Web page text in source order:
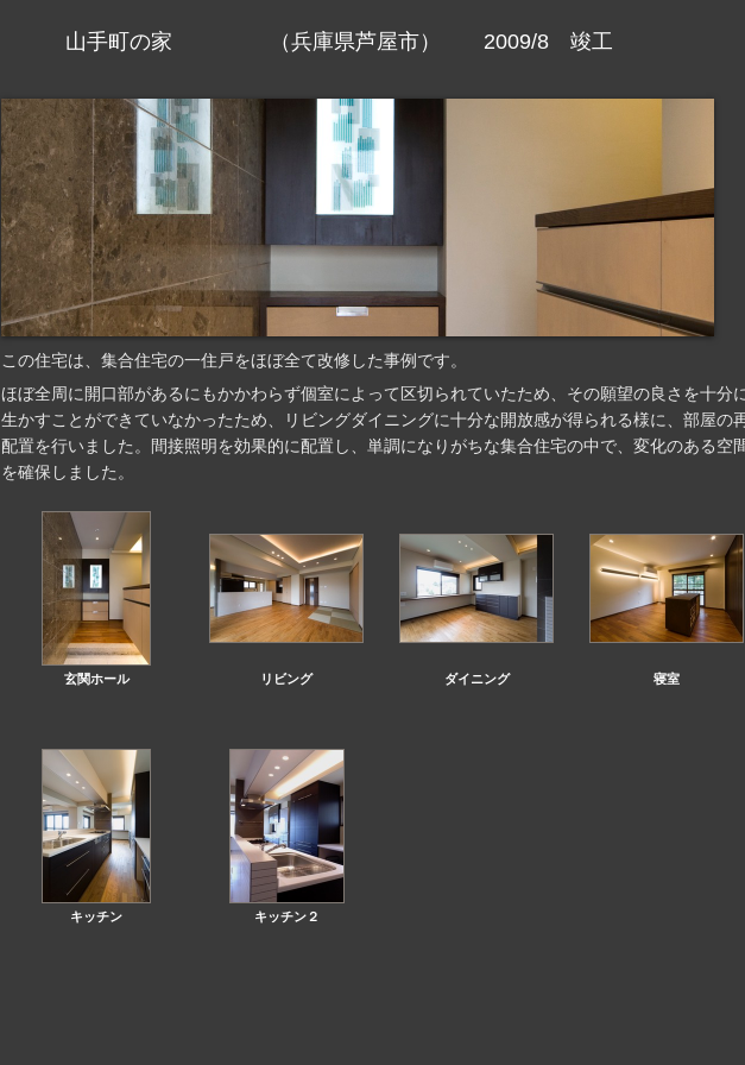
山手町の家 （兵庫県芦屋市） 2009/8 竣工
この住宅は、集合住宅の一住戸をほぼ全て改修した事例です。
ほぼ全周に開口部があるにもかかわらず個室によって区切られていたため、その願望の良さを十分
生かすことができていなかったため、リビングダイニングに十分な開放感が得られる様に、部屋の
配置を行いました。間接照明を効果的に配置し、単調になりがちな集合住宅の中で、変化のある空
を確保しました。
玄関ホール リビング ダイニング 寝室
キッチン キッチン２